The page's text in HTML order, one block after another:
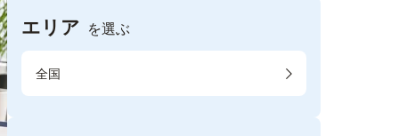
エリア を選ぶ
全国